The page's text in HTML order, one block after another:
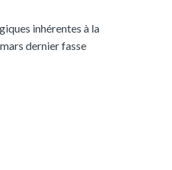
inhérentes à la
dernier fasse